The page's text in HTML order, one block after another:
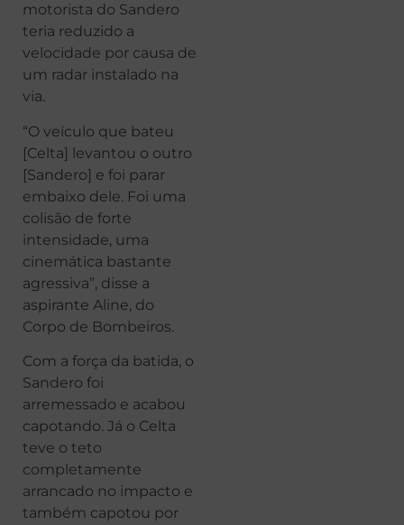
motorista do Sandero
teria reduzido a
velocidade por causa de
um radar instalado na
via.
“O veículo que bateu
[Celta] levantou o outro
[Sandero] e foi parar
embaixo dele. Foi uma
colisão de forte
intensidade, uma
cinemática bastante
agressiva”, disse a
aspirante Aline, do
Corpo de Bombeiros.
Com a força da batida, o
Sandero foi
arremessado e acabou
capotando. Já o Celta
teve o teto
completamente
arrancado no impacto e
também capotou por